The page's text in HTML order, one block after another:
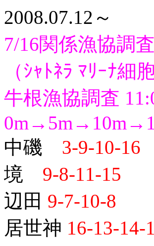
2008.07.12～
7/16関係漁協調
（ｼｬﾄﾈﾗ ﾏﾘｰﾅ細
牛根漁協調査
中磯 3-9-10-16
境 9-8-11-15
辺田 9-7-10-8
居世神 16-13-14-